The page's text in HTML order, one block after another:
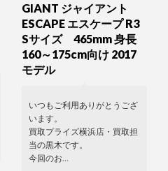
GIANT ジャイアント
ESCAPE エスケープ R3
Sサイズ 465mm 身長
160～175cm向け 2017
モデル
いつもご利用ありがとうござ
います。
買取プライズ横浜店・買取担
当の黒木です。
今回のお…